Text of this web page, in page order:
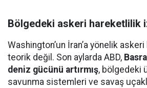
Bölgedeki askeri hareketlilik
Washington’un İran’a yönelik askeri
teorik değil. Son aylarda ABD,
deniz gücünü artırmış, bölgedeki
savunma sistemleri ve savaş